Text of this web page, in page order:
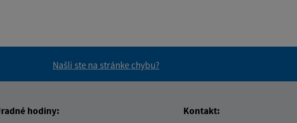
Našli ste na stránke chybu?
hodiny: Kontakt: